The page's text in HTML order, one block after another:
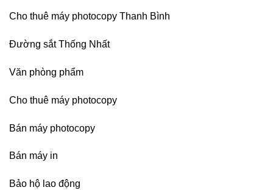
Cho thuê máy photocopy Thanh Bình
Đường sắt Thống Nhất
Văn phòng phẩm
Cho thuê máy photocopy
Bán máy photocopy
Bán máy in
Bảo hộ lao động